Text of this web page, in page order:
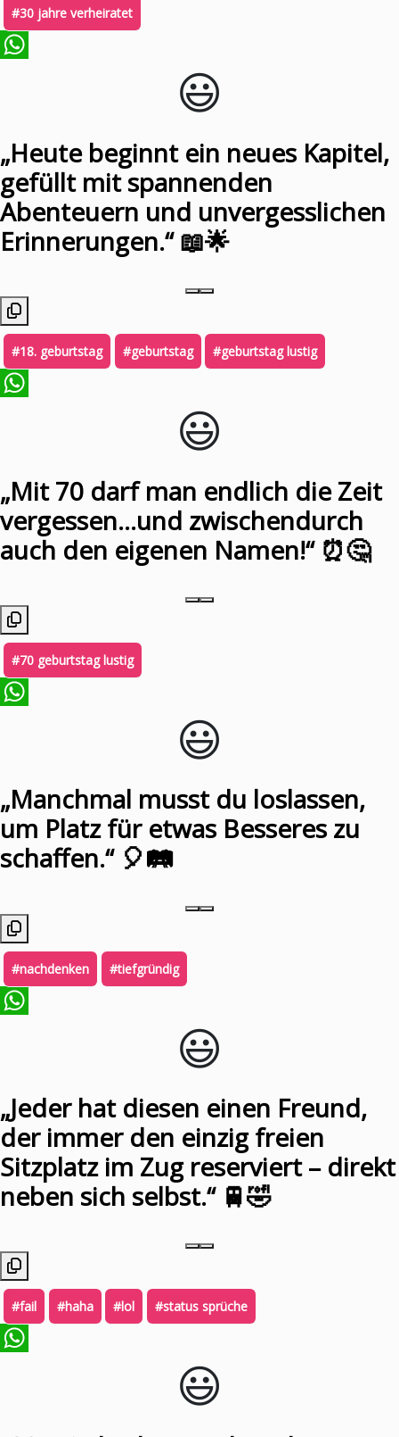
#30 jahre verheiratet
😃️
„Heute beginnt ein neues Kapitel,
gefüllt mit spannenden
Abenteuern und unvergesslichen
Erinnerungen.“ 📖🌟
#18. geburtstag #geburtstag #geburtstag lustig
😃️
„Mit 70 darf man endlich die Zeit
vergessen…und zwischendurch
auch den eigenen Namen!“ ⏰🤔
#70 geburtstag lustig
😃️
„Manchmal musst du loslassen,
um Platz für etwas Besseres zu
schaffen.“ 🎈🛤️
#nachdenken #tiefgründig
😃️
„Jeder hat diesen einen Freund,
der immer den einzig freien
Sitzplatz im Zug reserviert – direkt
neben sich selbst.“ 🚆🤣
#fail #haha #lol #status sprüche
😃️